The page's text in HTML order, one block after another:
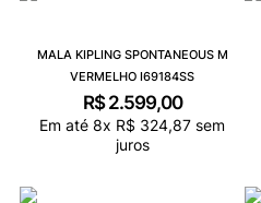
MALA KIPLING SPONTANEOUS M
VERMELHO I69184SS
R$ 2.599,00
Em até 8x R$ 324,87 sem
juros